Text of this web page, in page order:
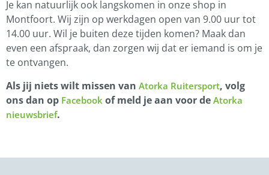
Je kan natuurlijk ook langskomen in onze shop in
Montfoort. Wij zijn op werkdagen open van 9.00 uur tot
14.00 uur. Wil je buiten deze tijden komen? Maak dan
even een afspraak, dan zorgen wij dat er iemand is om je
te ontvangen.
Als jij niets wilt missen van Atorka Ruitersport, volg
ons dan op Facebook of meld je aan voor de Atorka
nieuwsbrief.